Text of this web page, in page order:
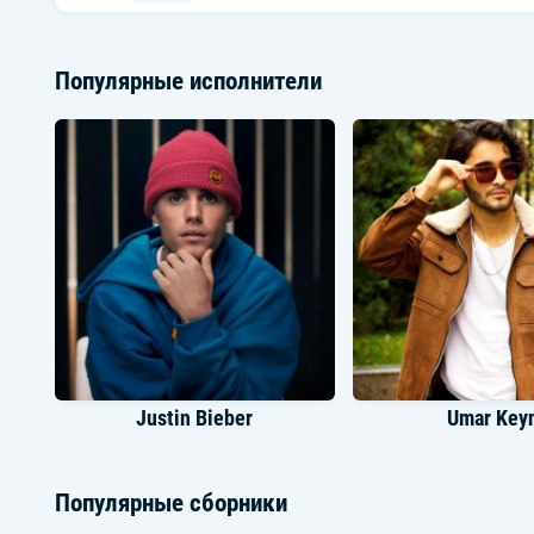
Популярные исполнители
Justin Bieber Umar
Популярные сборники